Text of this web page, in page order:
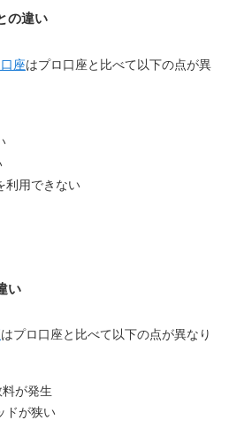
の違い
座はプロ口座と比べて以下の点が異
利用できない
い
はプロ口座と比べて以下の点が異なり
が発生
ドが狭い